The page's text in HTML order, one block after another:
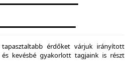
érdőket várjuk irányított
kevésbé gyakorlott tagjaink is részt